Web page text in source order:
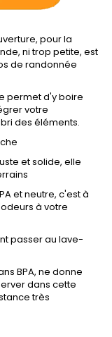
pour la
ni trop petite, est
de randonnée
permet d'y boire
votre
des éléments.
et solide, elle
et neutre, c'est à
à votre
passer au lave-
BPA, ne donne
dans cette
très